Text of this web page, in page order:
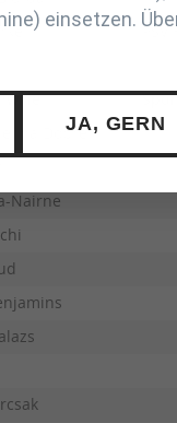
PSV
Dobre
Nairne
einsetzen.
JA, GERN